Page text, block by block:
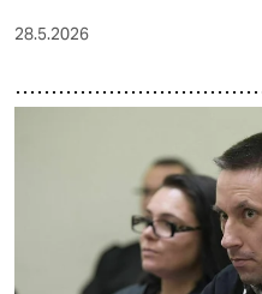
28.5.2026